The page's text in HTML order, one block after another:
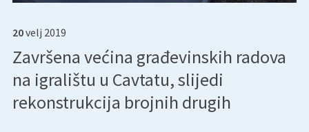
20velj 2019
Završena većina građevinskih radova
na igralištu u Cavtatu, slijedi
rekonstrukcija brojnih drugih